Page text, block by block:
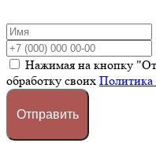
Нажимая на кнопку
обработку своих Политика
Отправить